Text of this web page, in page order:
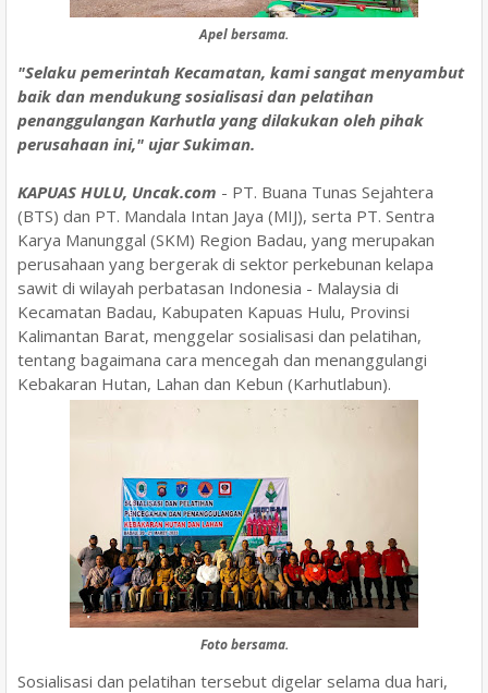
Apel bersama.
"Selaku pemerintah Kecamatan, kami sangat menyambut
baik dan mendukung sosialisasi dan pelatihan
penanggulangan Karhutla yang dilakukan oleh pihak
perusahaan ini," ujar Sukiman.
KAPUAS HULU, Uncak.com - PT. Buana Tunas Sejahtera
(BTS) dan PT. Mandala Intan Jaya (MIJ), serta PT. Sentra
Karya Manunggal (SKM) Region Badau, yang merupakan
perusahaan yang bergerak di sektor perkebunan kelapa
sawit di wilayah perbatasan Indonesia - Malaysia di
Kecamatan Badau, Kabupaten Kapuas Hulu, Provinsi
Kalimantan Barat, menggelar sosialisasi dan pelatihan,
tentang bagaimana cara mencegah dan menanggulangi
Kebakaran Hutan, Lahan dan Kebun (Karhutlabun).
Foto bersama.
Sosialisasi dan pelatihan tersebut digelar selama dua hari,